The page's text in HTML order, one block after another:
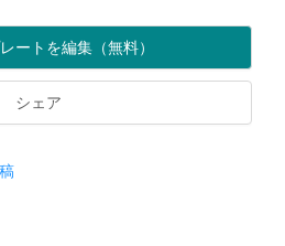
ートを編集（無料）
シェア